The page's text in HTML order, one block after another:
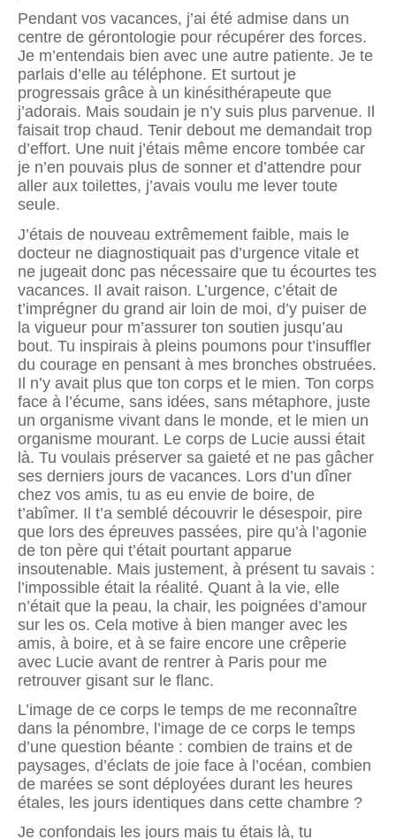
Pendant vos vacances, j’ai été admise dans un
centre de gérontologie pour récupérer des forces.
Je m’entendais bien avec une autre patiente. Je te
parlais d’elle au téléphone. Et surtout je
progressais grâce à un kinésithérapeute que
j’adorais. Mais soudain je n’y suis plus parvenue. Il
faisait trop chaud. Tenir debout me demandait trop
d’effort. Une nuit j’étais même encore tombée car
je n’en pouvais plus de sonner et d’attendre pour
aller aux toilettes, j’avais voulu me lever toute
seule.
J’étais de nouveau extrêmement faible, mais le
docteur ne diagnostiquait pas d’urgence vitale et
ne jugeait donc pas nécessaire que tu écourtes tes
vacances. Il avait raison. L’urgence, c’était de
t’imprégner du grand air loin de moi, d’y puiser de
la vigueur pour m’assurer ton soutien jusqu’au
bout. Tu inspirais à pleins poumons pour t’insuffler
du courage en pensant à mes bronches obstruées.
Il n’y avait plus que ton corps et le mien. Ton corps
face à l’écume, sans idées, sans métaphore, juste
un organisme vivant dans le monde, et le mien un
organisme mourant. Le corps de Lucie aussi était
là. Tu voulais préserver sa gaieté et ne pas gâcher
ses derniers jours de vacances. Lors d’un dîner
chez vos amis, tu as eu envie de boire, de
t’abîmer. Il t’a semblé découvrir le désespoir, pire
que lors des épreuves passées, pire qu’à l’agonie
de ton père qui t’était pourtant apparue
insoutenable. Mais justement, à présent tu savais :
l’impossible était la réalité. Quant à la vie, elle
n’était que la peau, la chair, les poignées d’amour
sur les os. Cela motive à bien manger avec les
amis, à boire, et à se faire encore une crêperie
avec Lucie avant de rentrer à Paris pour me
retrouver gisant sur le flanc.
L’image de ce corps le temps de me reconnaître
dans la pénombre, l’image de ce corps le temps
d’une question béante : combien de trains et de
paysages, d’éclats de joie face à l’océan, combien
de marées se sont déployées durant les heures
étales, les jours identiques dans cette chambre ?
Je confondais les jours mais tu étais là, tu